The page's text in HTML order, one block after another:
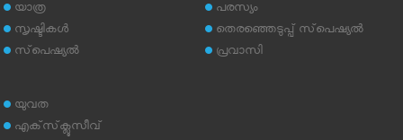
യാത്ര
സൃഷ്ടികള്‍
സ്‌പെഷ്യല്‍
പരസ്യം
തെരഞ്ഞെടുപ്പ് സ്‌പെഷ്യല്‍
പ്രവാസി
യുവത
എക്‌സ്‌ക്ലൂസീവ്